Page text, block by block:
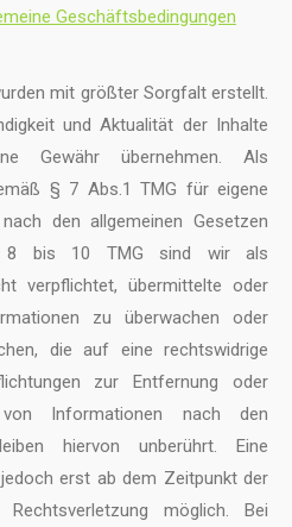
Geschäftsbedingungen
mit größter Sorgfalt erstellt.
und Aktualität der Inhalte
Gewähr übernehmen. Als
§ 7 Abs.1 TMG für eigene
den allgemeinen Gesetzen
8 bis 10 TMG sind wir als
verpflichtet, übermittelte oder
zu überwachen oder
die auf eine rechtswidrige
zur Entfernung oder
Informationen nach den
hiervon unberührt. Eine
erst ab dem Zeitpunkt der
möglich. Bei